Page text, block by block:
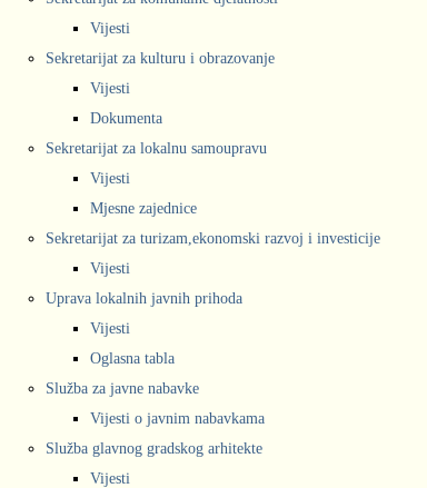
Vijesti
Sekretarijat za kulturu i obrazovanje
Vijesti
Dokumenta
Sekretarijat za lokalnu samoupravu
Vijesti
Mjesne zajednice
Sekretarijat za turizam,ekonomski razvoj i investicije
Vijesti
Uprava lokalnih javnih prihoda
Vijesti
Oglasna tabla
Služba za javne nabavke
Vijesti o javnim nabavkama
Služba glavnog gradskog arhitekte
Vijesti